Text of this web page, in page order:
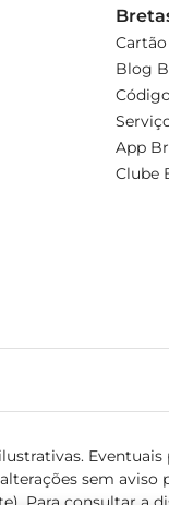
Blog
App
Clube
Eventuais
sem aviso